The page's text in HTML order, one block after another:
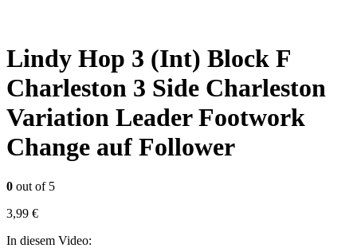
Lindy Hop 3 (Int) Block F
Charleston 3 Side Charleston
Variation Leader Footwork
Change auf Follower
0 out of 5
3,99 €
In diesem Video: